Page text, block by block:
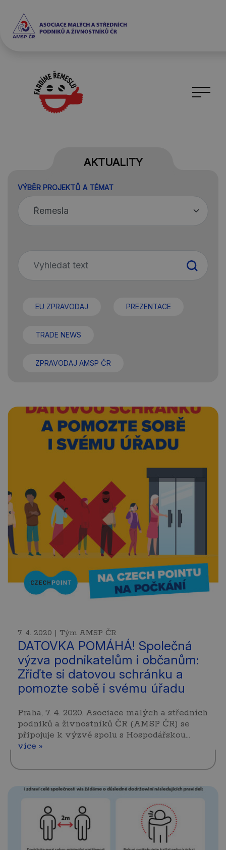
AKTUALITY
VÝBĚR PROJEKTŮ A TÉMAT
EU ZPRAVODAJ PREZENTACE
TRADE NEWS
ZPRAVODAJ AMSP ČR
7. 4. 2020 | Tým AMSP ČR
DATOVKA POMÁHÁ! Společná
výzva podnikatelům i občanům:
Zřiďte si datovou schránku a
pomozte sobě i svému úřadu
Praha, 7. 4. 2020. Asociace malých a středních
podniků a živnostníků ČR (AMSP ČR) se
připojuje k výzvě spolu s Hospodářskou…
více »